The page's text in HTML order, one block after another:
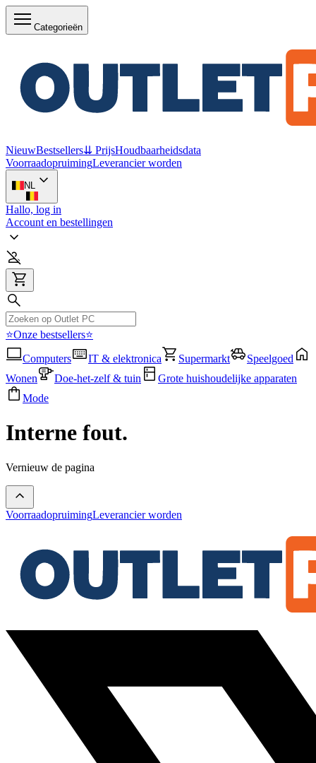
Categorieën
NieuwBestsellers⇊ PrijsHoudbaarheidsdata
VoorraadopruimingLeverancier worden
NL
Hallo, log in
Account en bestellingen
⭐Onze bestsellers⭐
Computers
IT & elektronica Supermarkt
Speelgoed
Wonen
Doe-het-zelf & tuin
Grote huishoudelijke apparaten
Mode
Interne fout.
Vernieuw de pagina
VoorraadopruimingLeverancier worden